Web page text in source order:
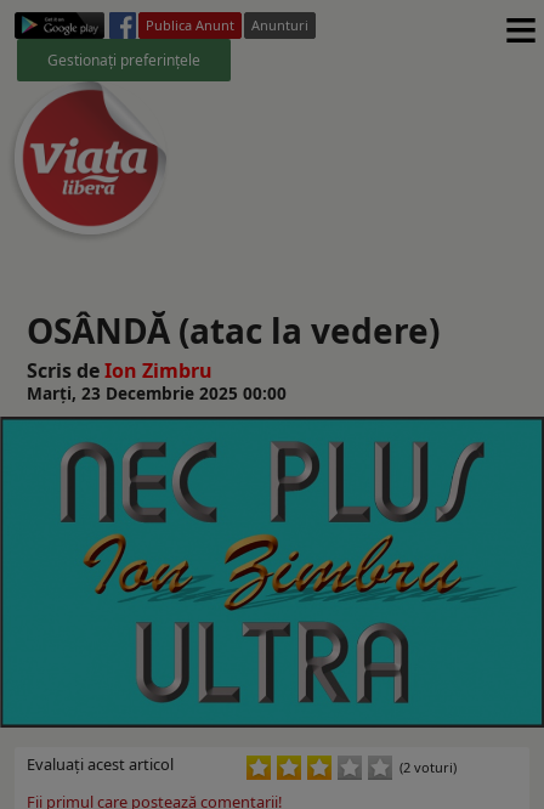
Publica Anunt Anunturi
Gestionați preferințele ≡
OSÂNDĂ (atac la vedere)
Scris deIon Zimbru
Marți, 23 Decembrie 2025 00:00
Evaluaţi acest articol (2 voturi)
Fii primul care postează comentarii!